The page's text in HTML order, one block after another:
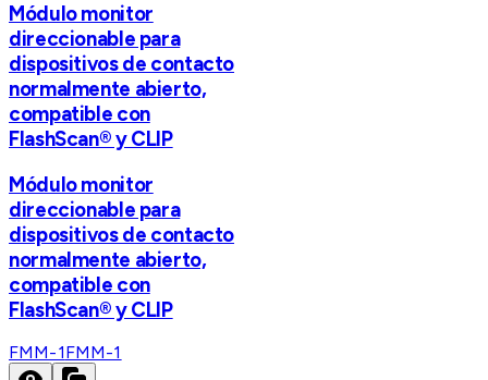
Módulo monitor
direccionable para
dispositivos de contacto
normalmente abierto,
compatible con
FlashScan® y CLIP
Módulo monitor
direccionable para
dispositivos de contacto
normalmente abierto,
compatible con
FlashScan® y CLIP
FMM-1FMM-1